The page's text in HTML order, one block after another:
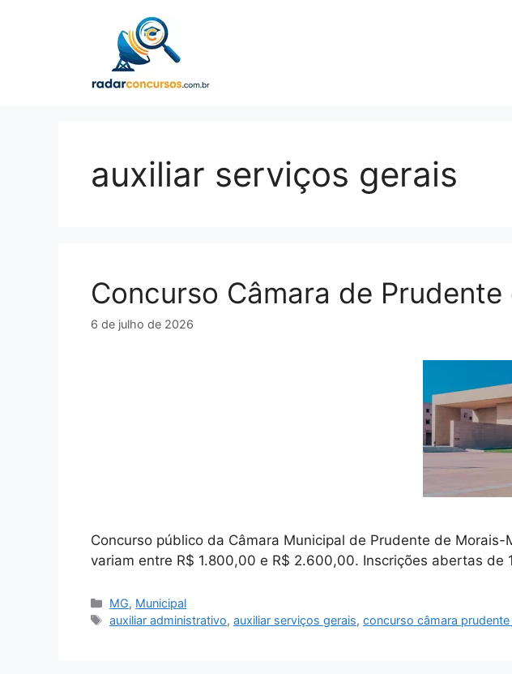
auxiliar serviços gerais
Concurso Câmara de
6 de julho de 2026
Concurso público da Câmara Municipal de Prudente de
variam entre R$ 1.800,00 e R$ 2.600,00. Inscrições abertas
Categorias
MG, Municipal
Tags
auxiliar administrativo,auxiliar serviços gerais,concurso câmara